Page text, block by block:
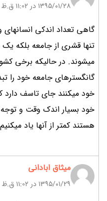
۱۳۹۵/۰۱/۲۸ در 11:02 ق.ظ
گاهی تعداد اندکی
تنها قشری از جامعه بلکه
میشوند. در حالیکه برخی
گانگسترهای جامعه خود را
خود میکنند جای تاسف دارد
خود بسیار اندک وقت و توجه
هستند کمتر از آنها یاد
میثاق ابادانی
۱۳۹۵/۰۱/۲۹ در 11:02 ق.ظ